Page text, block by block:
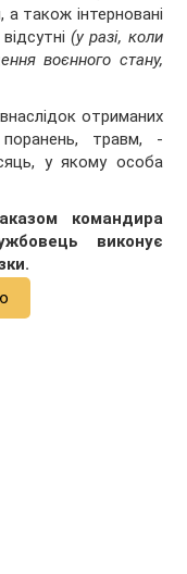
також інтерновані
(у разі, коли
воєнного стану,
отриманих
травм, -
у якому особа
командира
виконує